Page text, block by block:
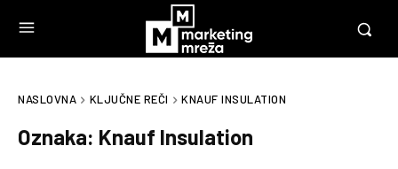
NASLOVNA KLJUČNE REČI KNAUF INSULATION
Oznaka: Knauf Insulation